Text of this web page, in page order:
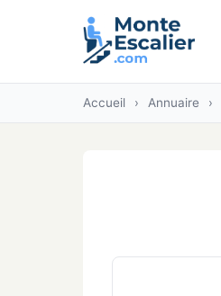
Accueil › Annuaire ›